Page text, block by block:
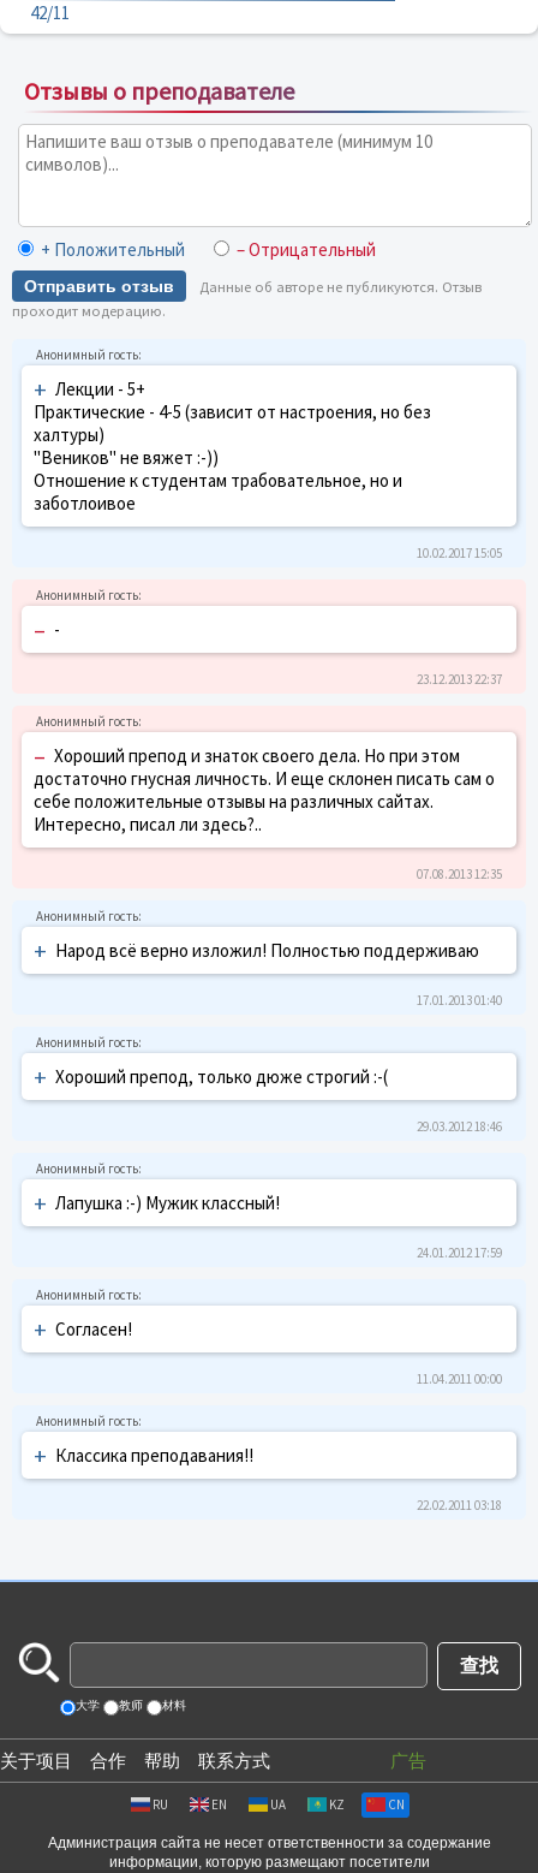
42/11
Отзывы о преподавателе
+ Положительный – Отрицательный
Отправить отзыв
Данные об авторе не публикуются. Отзыв
проходит модерацию.
+ Лекции - 5+
Практические - 4-5 (зависит от настроения, но без
халтуры)
"Веников" не вяжет :-))
Отношение к студентам трабовательное, но и
заботлоивое
10.02.2017 15:05
– -
23.12.2013 22:37
– Хороший препод и знаток своего дела. Но при этом
достаточно гнусная личность. И еще склонен писать сам о
себе положительные отзывы на различных сайтах.
Интересно, писал ли здесь?..
07.08.2013 12:35
+ Народ всё верно изложил! Полностью поддерживаю
17.01.2013 01:40
+ Хороший препод, только дюже строгий :-(
29.03.2012 18:46
+ Лапушка :-) Мужик классный!
24.01.2012 17:59
+ Согласен!
11.04.2011 00:00
+ Классика преподавания!!
22.02.2011 03:18
大学 教师 材料
关于项目 合作 帮助 联系方式 广告
RU EN UA KZ CN
Администрация сайта не несет ответственности за содержание
информации, которую размещают посетители